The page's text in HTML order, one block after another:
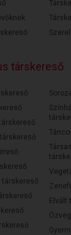
társkereső
társkereső
Elvált